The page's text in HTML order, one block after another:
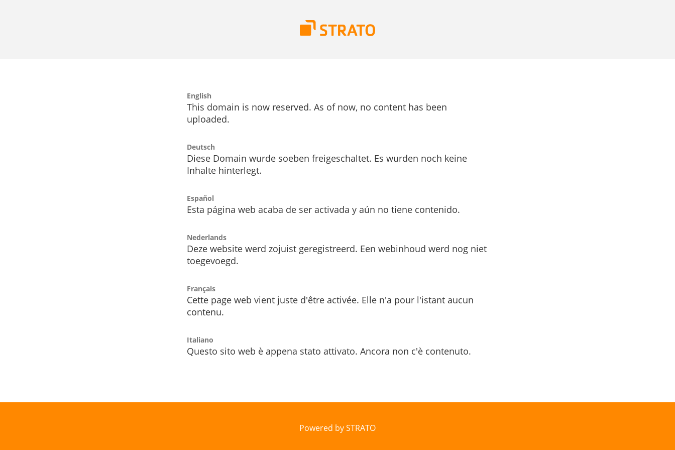
English
This domain is now reserved. As of now, no content has been
uploaded.
Deutsch
Diese Domain wurde soeben freigeschaltet. Es wurden noch keine
Inhalte hinterlegt.
Español
Esta página web acaba de ser activada y aún no tiene contenido.
Nederlands
Deze website werd zojuist geregistreerd. Een webinhoud werd nog niet
toegevoegd.
Français
Cette page web vient juste d'être activée. Elle n'a pour l'istant aucun
contenu.
Italiano
Questo sito web è appena stato attivato. Ancora non c'è contenuto.
Powered by STRATO